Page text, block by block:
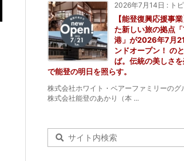
2026年7月14日 : ト
【能登復興応援事
た新しい旅の拠点
港」が2026年7月
ンドオープン！ の
ば。伝統の美しさ
で能登の明日を照らす。
株式会社ホワイト・ベアーファミリーのグ
株式会社能登のあかり（本 ...